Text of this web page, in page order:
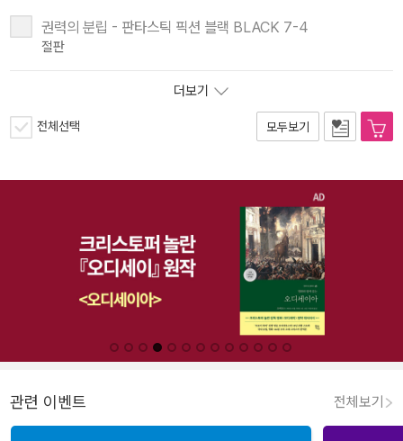
권력의 분립 - 판타스틱 픽션 블랙 BLACK 7-4
절판
더보기
전체선택 모두보기
관련 이벤트 전체보기